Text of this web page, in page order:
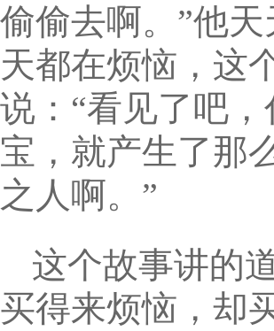
偷偷去啊。”他
天都在烦恼，这
说：“看见了吧
宝，就产生了那
之人啊。”
这个故事讲的
买得来烦恼，却